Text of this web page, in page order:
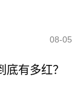
08-05
有多红？